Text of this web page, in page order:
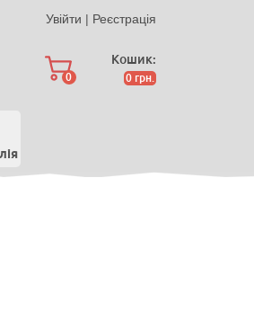
Увійти | Реєстрація
0
Кошик:
0 грн.